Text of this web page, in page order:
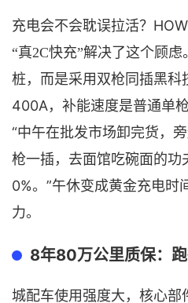
充电会不会耽误拉活？
“真2C快充”解决了这个顾
桩，而是采用双枪同插黑科
400A，补能速度是普通单枪
“中午在批发市场卸完货，
枪一插，去面馆吃碗面的
0%。”午休变成黄金充电时
力。
8年80万公里质保：
城配车使用强度大，核心部